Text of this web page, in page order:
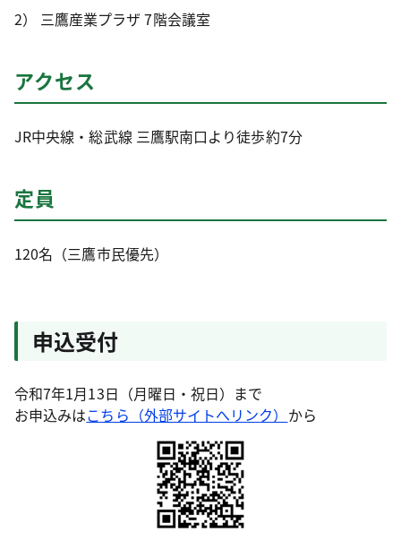
三鷹産業プラザ 7階会議室
アクセス
JR中央線・総武線 三鷹駅南口より徒歩約7分
定員
120名（三鷹市民優先）
申込受付
令和7年1月13日（月曜日・祝日）まで
お申込みはこちら（外部サイトへリンク） から